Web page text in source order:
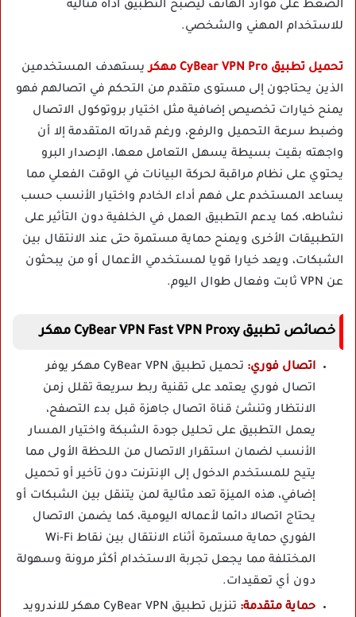
الضغط على موارد الهاتف ليصبح التطبيق أداة مثالية
للاستخدام المهني والشخصي.
تحميل تطبيق CyBear VPN Pro مهكر
يستهدف المستخدمين
الذين يحتاجون إلى مستوى متقدم من التحكم في اتصالهم فهو
يمنح خيارات تخصيص إضافية مثل اختيار بروتوكول الاتصال
وضبط سرعة التحميل والرفع، ورغم قدراته المتقدمة إلا أن
واجهته بقيت بسيطة يسهل التعامل معها، الإصدار البرو
يحتوي على نظام مراقبة لحركة البيانات في الوقت الفعلي مما
يساعد المستخدم على فهم أداء الخادم واختيار الأنسب حسب
نشاطه، كما يدعم التطبيق العمل في الخلفية دون التأثير على
التطبيقات الأخرى ويمنح حماية مستمرة حتى عند الانتقال بين
الشبكات، ويعد خيارا قويا لمستخدمي الأعمال أو من يبحثون
عن VPN ثابت وفعال طوال اليوم.
خصائص تطبيق CyBear VPN Fast VPN Proxy مهكر
اتصال فوري:
تحميل تطبيق CyBear VPN مهكر يوفر
اتصال فوري يعتمد على تقنية ربط سريعة تقلل زمن
الانتظار وتنشئ قناة اتصال جاهزة قبل بدء التصفح،
يعمل التطبيق على تحليل جودة الشبكة واختيار المسار
الأنسب لضمان استقرار الاتصال من اللحظة الأولى مما
يتيح للمستخدم الدخول إلى الإنترنت دون تأخير أو تحميل
إضافي، هذه الميزة تعد مثالية لمن يتنقل بين الشبكات أو
يحتاج اتصالا دائما لأعماله اليومية، كما يضمن الاتصال
الفوري حماية مستمرة أثناء الانتقال بين نقاط Wi-Fi
المختلفة مما يجعل تجربة الاستخدام أكثر مرونة وسهولة
دون أي تعقيدات.
حماية متقدمة:
تنزيل تطبيق CyBear VPN مهكر للاندرويد